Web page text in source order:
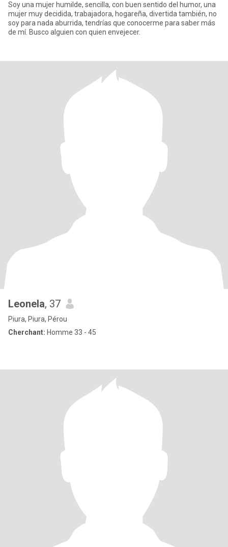
Soy una mujer humilde, sencilla, con buen sentido del humor, una
mujer muy decidida, trabajadora, hogareña, divertida también, no
soy para nada aburrida, tendrías que conocerme para saber más
de mí. Busco alguien con quien envejecer.
Leonela, 37
Piura, Piura, Pérou
Cherchant: Homme 33 - 45